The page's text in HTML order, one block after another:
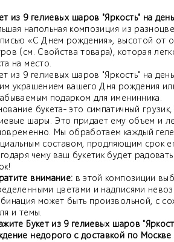
из 9 гелиевых шаров "Яркость" на
напольная композиция из
«С Днем рождения», высотой от
(см. Свойства товара), которая
на место.
из 9 гелиевых шаров "Яркость" на
украшением вашего Дня рождения
подарком для именинника.
букета- это симпатичный
шары. Это придает ему объем и
Мы обработаем каждый
составом, продляющим срок
чему ваш букетик будет
внимание: в этой композиции
цветами и надписями
может быть произвольной, с
и темы.
Букет из 9 гелиевых шаров
недорого с доставкой по Москве